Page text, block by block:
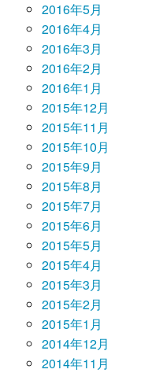
2016年5月
2016年4月
2016年3月
2016年2月
2016年1月
2015年12月
2015年11月
2015年10月
2015年9月
2015年8月
2015年7月
2015年6月
2015年5月
2015年4月
2015年3月
2015年2月
2015年1月
2014年12月
2014年11月